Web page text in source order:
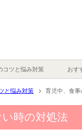
コツと悩み対策 おす
と悩み対策 育児中、食
時の対処法